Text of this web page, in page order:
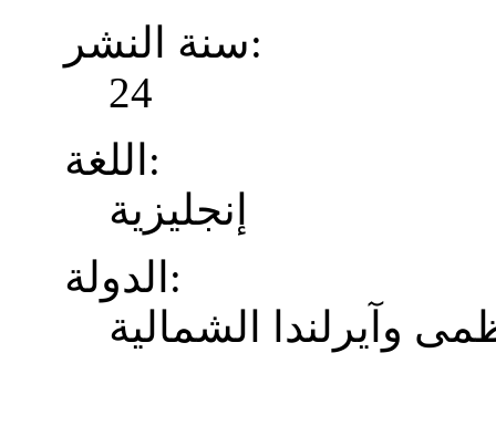
سنة النشر:
24
اللغة:
إنجليزية
الدولة:
وآيرلندا الشمالية